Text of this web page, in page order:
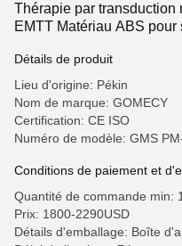
Thérapie par transduction
EMTT Matériau ABS
Détails de produit
Lieu d'origine: Pékin
Nom de marque: GOMECY
Certification: CE ISO
Numéro de modèle: GMS
Conditions de paiement et
Quantité de commande min:
Prix: 1800-2290USD
Détails d'emballage: Boîte